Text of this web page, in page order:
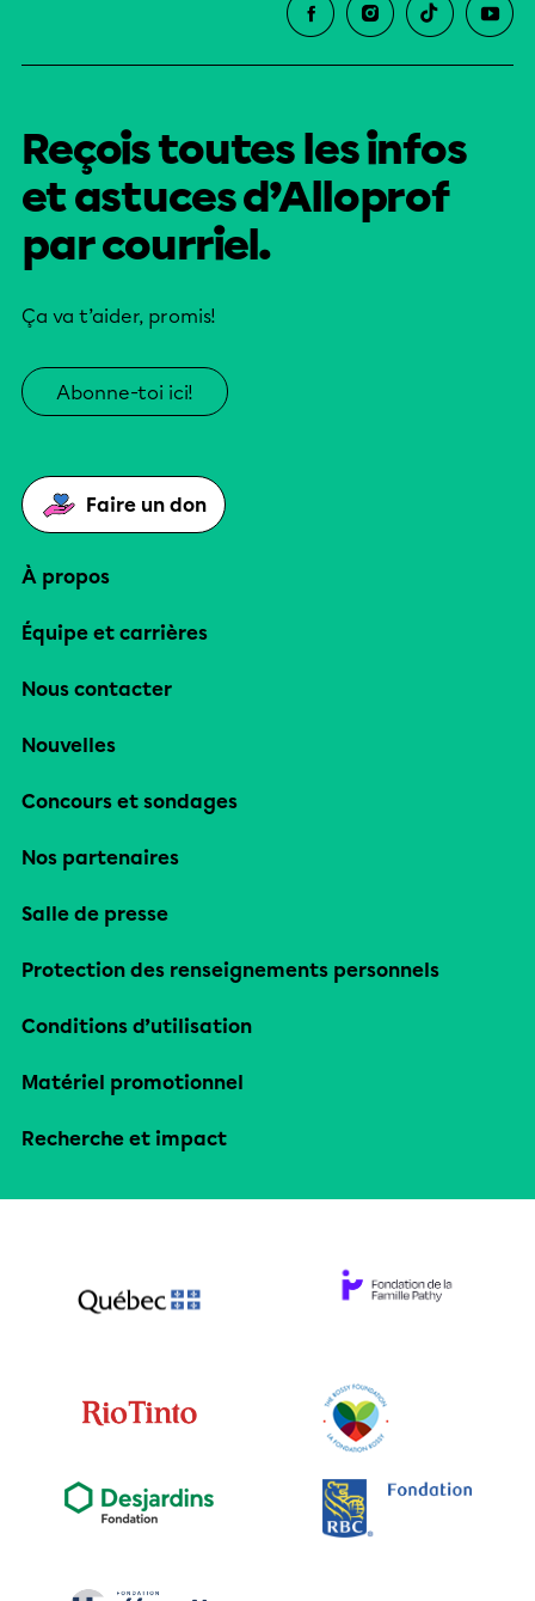
Reçois toutes les infos
et astuces d’Alloprof
par courriel.
Ça va t’aider, promis!
Abonne-toi ici!
Faire un don
À propos
Équipe et carrières
Nous contacter
Nouvelles
Concours et sondages
Nos partenaires
Salle de presse
Protection des renseignements personnels
Conditions d’utilisation
Matériel promotionnel
Recherche et impact